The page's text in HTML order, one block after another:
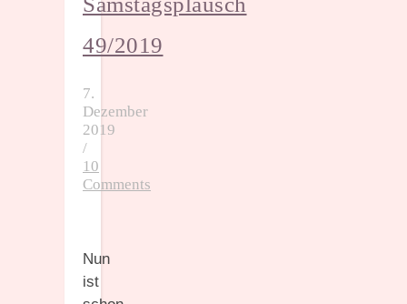
49/2019
7.
Dezember
2019
/
10
Comments
Nun
ist